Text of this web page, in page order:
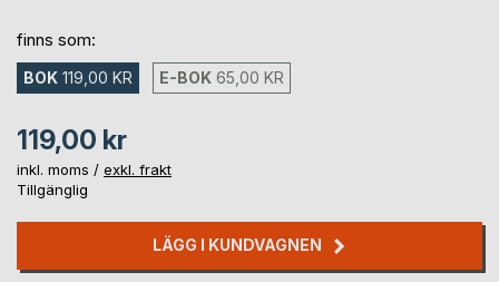
finns som:
BOK 119,00 KR E-BOK 65,00 KR
119,00 kr
inkl. moms / exkl. frakt
Tillgänglig
LÄGG I KUNDVAGNEN